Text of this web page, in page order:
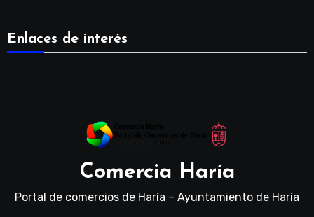
Enlaces de interés
Comercia Haría
Portal de comercios de Haría – Ayuntamiento de Haría